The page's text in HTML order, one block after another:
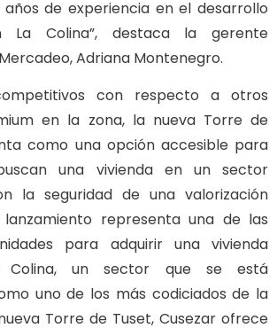
de experiencia en el desarrollo
La Colina”, destaca la gerente
Adriana Montenegro.
con respecto a otros
en la zona, la nueva Torre de
como una opción accesible para
una vivienda en un sector
la seguridad de una valorización
lanzamiento representa una de las
para adquirir una vivienda
Colina, un sector que se está
uno de los más codiciados de la
Torre de Tuset, Cusezar ofrece